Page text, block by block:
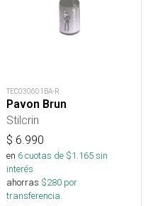
TEC030601BA-R
Pavon Brun
Stilcrin
$ 6.990
en 6cuotas de $1.165sin
interés
ahorras $280 por
transferencia.